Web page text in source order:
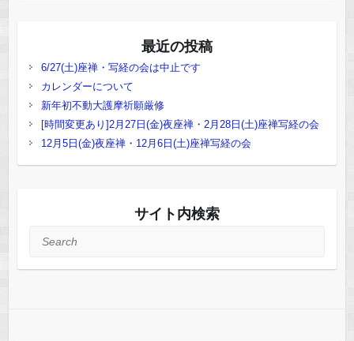
最近の投稿
6/27(土)座禅・写経の会は中止です
カレンダーについて
新年初不動大護摩祈願厳修
[時間変更あり]2月27日(金)夜座禅・2月28日(土)座禅写経の会
12月5日(金)夜座禅・12月6日(土)座禅写経の会
サイト内検索
Search